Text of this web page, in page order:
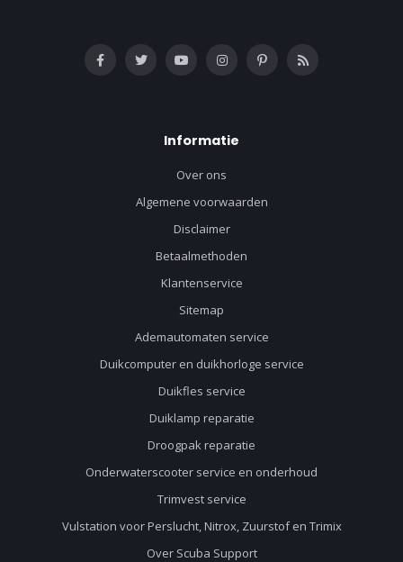
Informatie
Over ons
Algemene voorwaarden
Disclaimer
Betaalmethoden
Klantenservice
Sitemap
Ademautomaten service
Duikcomputer en duikhorloge service
Duikfles service
Duiklamp reparatie
Droogpak reparatie
Onderwaterscooter service en onderhoud
Trimvest service
Vulstation voor Perslucht, Nitrox, Zuurstof en Trimix
Over Scuba Support